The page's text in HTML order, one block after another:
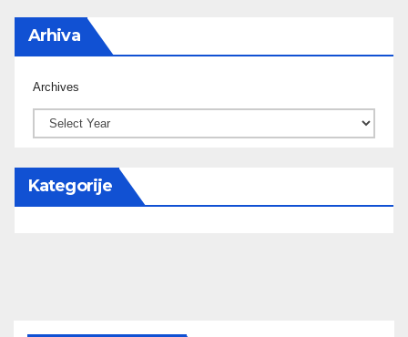
Arhiva
Archives
Kategorije